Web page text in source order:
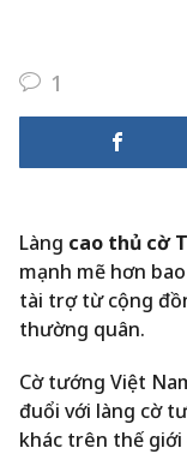
1
Làng cao thủ cờ
mạnh mẽ hơn
tài trợ từ cộng
thường quân.
Cờ tướng Việt
đuổi với làng cờ
khác trên thế giới